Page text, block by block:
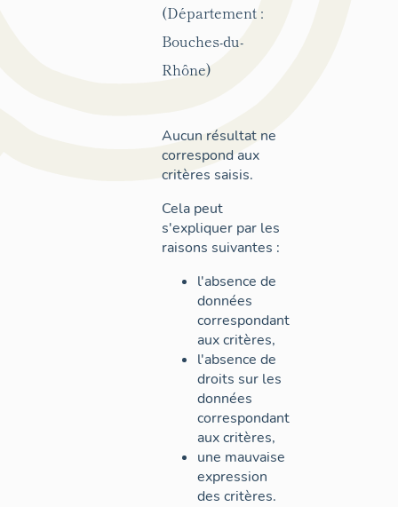
(Département :
Bouches-du-
Rhône)
Aucun résultat ne
correspond aux
critères saisis.
Cela peut
s'expliquer par les
raisons suivantes :
l'absence de
données
correspondant
aux critères,
l'absence de
droits sur les
données
correspondant
aux critères,
une mauvaise
expression
des critères.